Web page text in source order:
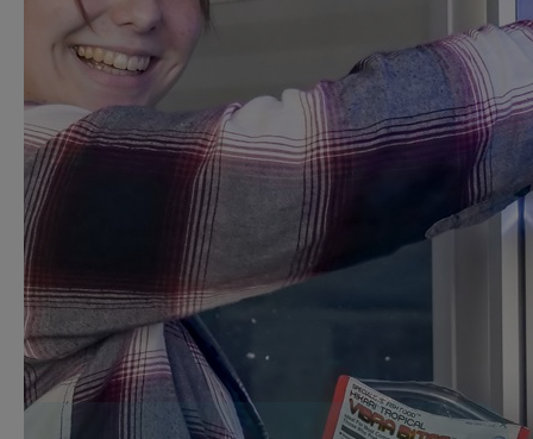
Tijdens deze opleiding leer je hoe je een
bedrijf met dieren runt. Je leert als
bedrijfsleider dierverzorging de
verantwoordelijkheid te dragen voor de
verdeling van alle werkzaamheden en de
voortgang te bewaken. Ook leer je
leidinggeven aan medewerkers.